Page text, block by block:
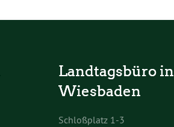
Landtagsbüro in
Wiesbaden
Schloßplatz 1-3